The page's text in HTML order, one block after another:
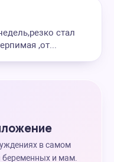
стал
,от...
в самом
и мам.